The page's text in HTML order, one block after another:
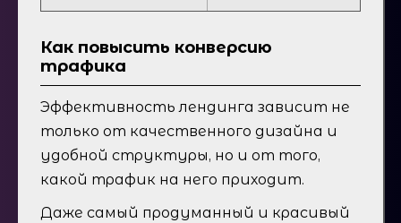
Как повысить конверсию
трафика
Эффективность лендинга зависит не
только от качественного дизайна и
удобной структуры, но и от того,
какой трафик на него приходит.
Даже самый продуманный и красивый